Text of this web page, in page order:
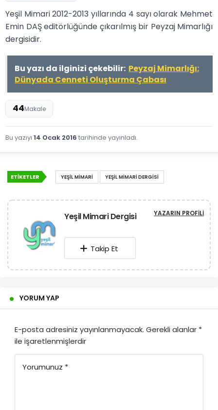
Yeşil Mimari 2012-2013 yıllarında 4 sayı olarak Mehmet
Emin DAŞ editörlüğünde çıkarılmış bir Peyzaj Mimarlığı
dergisidir.
Bu yazı da ilginizi çekebilir: Peyzaj Mimarlığı:
Dünyada Cenneti Oluşturma Çabası
44Makale
Bu yazıyı 14 Ocak 2016 tarihinde yayınladı.
ETIKETLER YEŞIL MIMARI YEŞIL MIMARI DERGISI
Yeşil Mimari Dergisi YAZARIN PROFILI
Takip Et
YORUM YAP
E-posta adresiniz yayınlanmayacak. Gerekli alanlar *
ile işaretlenmişlerdir
Yorumunuz *